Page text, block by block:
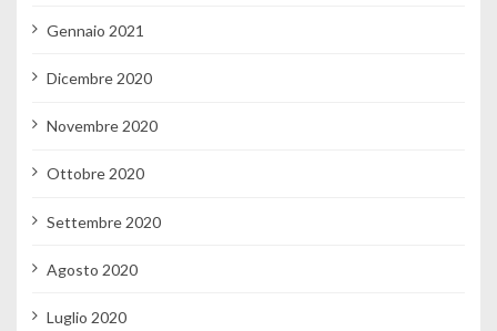
Gennaio 2021
Dicembre 2020
Novembre 2020
Ottobre 2020
Settembre 2020
Agosto 2020
Luglio 2020